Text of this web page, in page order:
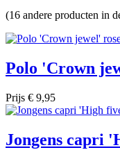
(16 andere producten in
Polo 'Crown
Prijs € 9,95
Jongens capri